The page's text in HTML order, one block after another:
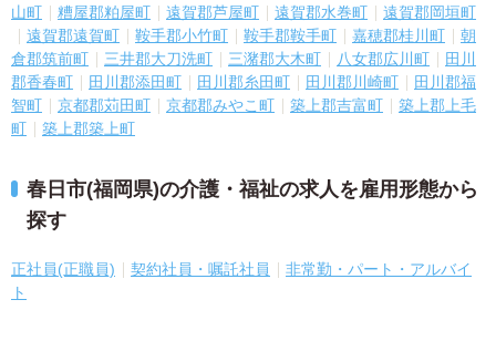
山町
糟屋郡粕屋町 遠賀郡芦屋町 遠賀郡水巻町
遠賀郡岡垣町
遠賀郡遠賀町
鞍手郡小竹町 鞍手郡鞍手町 嘉穂郡桂川町
朝
倉郡筑前町
三井郡大刀洗町 三潴郡大木町 八女郡広川町
田川
郡香春町
田川郡添田町 田川郡糸田町 田川郡川崎町
田川郡福
智町
京都郡苅田町 京都郡みやこ町 築上郡吉富町
築上郡上毛
町
築上郡築上町
春日市(福岡県)の介護・福祉の求人を雇用形態から
探す
正社員(正職員) 契約社員・嘱託社員
非常勤・パート・アルバイ
ト